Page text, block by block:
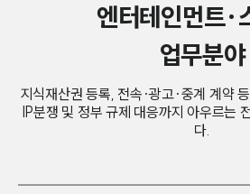
엔터테인먼트·
업무분야
지식재산권 등록, 전속·광고·중계 계약
IP분쟁 및 정부 규제 대응까지 아우르는
다.